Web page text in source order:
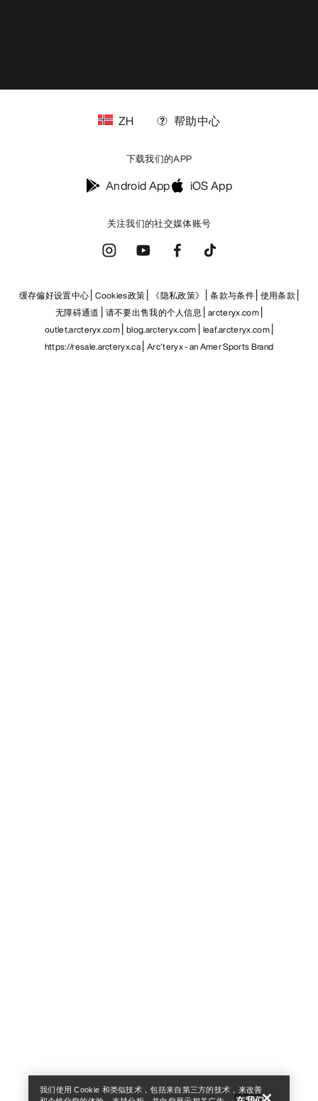
关注我们的社交媒体账号
ZH 帮助中心
下载我们的APP
Android App iOS App
缓存偏好设置中心 Cookies政策 《隐私政策》 条款与条件 使用条款
无障碍通道
请不要出售我的个人信息 arcteryx.com
outlet.arcteryx.com blog.arcteryx.com leaf.arcteryx.com
https://resale.arcteryx.ca Arc'teryx - an Amer Sports Brand
我们使用 Cookie 和类似技术，包括来自第三方的技术，来改善